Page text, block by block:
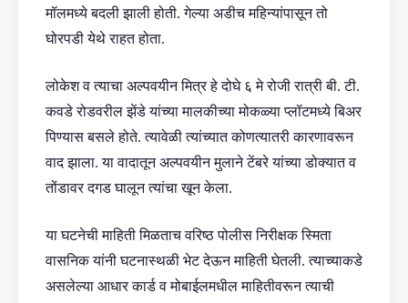
मॉलमध्ये बदली झाली होती. गेल्या अडीच महिन्यांपासून तो
घोरपडी येथे राहत होता.
लोकेश व त्याचा अल्पवयीन मित्र हे दोघे ६ मे रोजी रात्री बी. टी.
कवडे रोडवरील झेंडे यांच्या मालकीच्या मोकळ्या प्लॉटमध्ये बिअर
पिण्यास बसले होते. त्यावेळी त्यांच्यात कोणत्यातरी कारणावरून
वाद झाला. या वादातून अल्पवयीन मुलाने टेंबरे यांच्या डोक्यात व
तोंडावर दगड घालून त्यांचा खून केला.
या घटनेची माहिती मिळताच वरिष्ठ पोलीस निरीक्षक स्मिता
वासनिक यांनी घटनास्थळी भेट देऊन माहिती घेतली. त्याच्याकडे
असलेल्या आधार कार्ड व मोबाईलमधील माहितीवरून त्याची